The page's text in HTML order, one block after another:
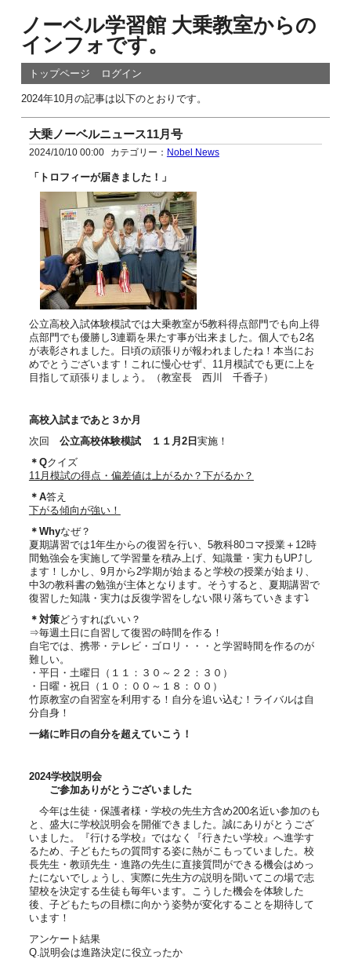
ノーベル学習館 大乗教室からの
インフォです。
トップページ ログイン
2024年10月の記事は以下のとおりです。
大乗ノーベルニュース11月号
2024/10/10 00:00 カテゴリー： Nobel News
「トロフ ィーが届きました！」
公立高校入試体験模試では大乗教室が5教科得点部門でも向上得
点部門でも優勝し3連覇を果たす事が出来ました。個 人でも2名
が表彰されました。日頃の頑張りが報われましたね！ 本当にお
めでとうございます！これに慢心せず、11月模試でも更に上を
目指して頑張りましょう。（教室長西川 千香子）
高校入試まであと３か月
次回 公立高校体験模試 １１ 月 2日 実施！
＊ Qクイズ
11月模試の得点・偏差値は上がるか？下がるか？
＊ A答え
下がる傾向が強い！
＊ Whyなぜ？
夏期講習では1年生からの復習を行い、5教科80コマ授業＋12時
間勉強会を実施して学習量を積み上げ、知識量・実力もUP⤴し
ます！しかし、9月から2学期が始まると学校の授業が始まり、
中3の教科書の勉強が主体となります。そうすると、夏期講習で
復習した知識・実力は反復学習をしない限り落ちていきます⤵
＊対策どうすればいい？
⇒毎週土日に自習して復習の時間を作る！
自宅では、携帯・テレビ・ゴロリ・・・と学習時間を作るのが
難しい。
・平日・土曜日（１１：３０～２２：３０）
・日曜・祝日（１０：００～１８：００）
竹原教室の自習室を利用する！自分を追い込む！ライバルは自
分自身！
一緒に昨日の自分を超えていこう！
2024学校説明会
ご参加ありがとうございました
今年は生徒・保護者様・学校の先生方含め200名近い参加のも
と、盛大に学校説明会を開催できました。誠にありがとうござ
いました。『行ける学校』ではなく『行きたい学校』へ進学す
るため、子どもたちの質問する姿に熱がこもっていました。校
長先生・教頭先生・進路の先生に直接質問ができる機会はめっ
たにないでしょうし、実際に先生方の説明を聞いてこの場で志
望校を決定する生徒も毎年います。こうした機会を体験した
後、子どもたちの目標に向かう姿勢が変化することを期待して
います！
アンケート結果
Q.説明会は進路決定に役立ったか